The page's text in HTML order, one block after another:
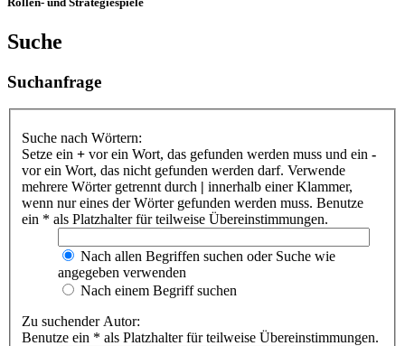
Suche
Suchanfrage
Suche nach Wörtern:
Setze ein + vor ein Wort, das gefunden werden muss und ein -
vor ein Wort, das nicht gefunden werden darf. Verwende
mehrere Wörter getrennt durch | innerhalb einer Klammer,
wenn nur eines der Wörter gefunden werden muss. Benutze
ein * als Platzhalter für teilweise Übereinstimmungen.
Nach allen Begriffen suchen oder Suche wie
angegeben verwenden
Nach einem Begriff suchen
Zu suchender Autor:
Benutze ein * als Platzhalter für teilweise Übereinstimmungen.